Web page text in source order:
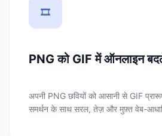
🎞️
PNG को GIF में ऑनलाइन
अपनी PNG छवियों को आसानी से GIF
समर्थन के साथ सरल, तेज़ और मुफ़्त वेब-